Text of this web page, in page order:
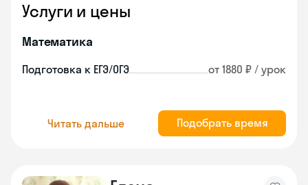
Услуги и цены
Математика
Подготовка к ЕГЭ/ОГЭ от 1880 ₽ / урок
Читать дальше Подобрать время